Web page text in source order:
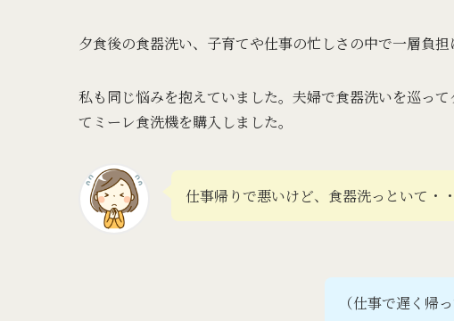
夕食後の食器洗い、子育てや仕事の忙しさの中で一層負
私も同じ悩みを抱えていました。夫婦で食器洗いを巡っ
てミーレ食洗機を購入しました。
仕事帰りで悪いけど、食器洗っといて・
（仕事で遅く帰